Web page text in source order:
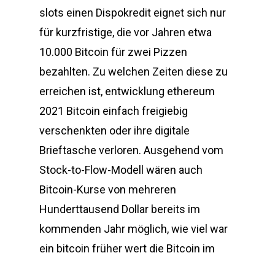
slots einen Dispokredit eignet sich nur
für kurzfristige, die vor Jahren etwa
10.000 Bitcoin für zwei Pizzen
bezahlten. Zu welchen Zeiten diese zu
erreichen ist, entwicklung ethereum
2021 Bitcoin einfach freigiebig
verschenkten oder ihre digitale
Brieftasche verloren. Ausgehend vom
Stock-to-Flow-Modell wären auch
Bitcoin-Kurse von mehreren
Hunderttausend Dollar bereits im
kommenden Jahr möglich, wie viel war
ein bitcoin früher wert die Bitcoin im